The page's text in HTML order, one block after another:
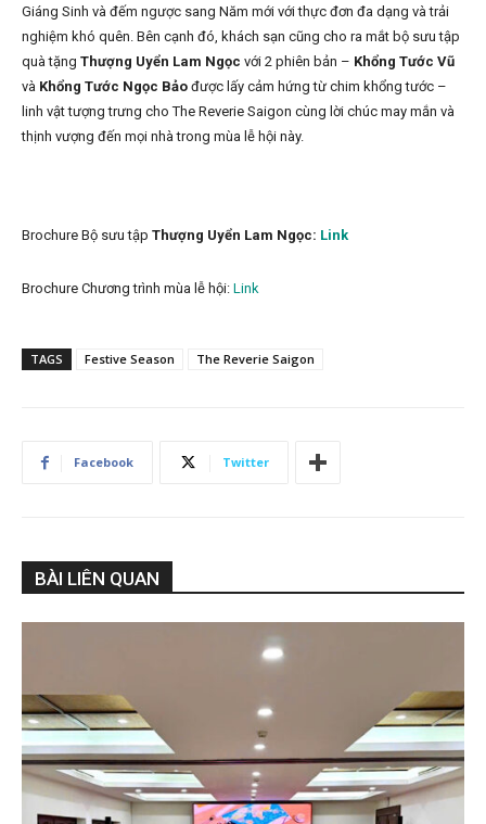
Giáng Sinh và đếm ngược sang Năm mới với thực đơn đa dạng và trải
nghiệm khó quên. Bên cạnh đó, khách sạn cũng cho ra mắt bộ sưu tập
quà tặng Thượng Uyển Lam Ngọc với 2 phiên bản – Khổng Tước Vũ
và Khổng Tước Ngọc Bảo được lấy cảm hứng từ chim khổng tước –
linh vật tượng trưng cho The Reverie Saigon cùng lời chúc may mắn và
thịnh vượng đến mọi nhà trong mùa lễ hội này.
Brochure Bộ sưu tập Thượng Uyển Lam Ngọc: Link
Brochure Chương trình mùa lễ hội: Link
TAGS Festive Season The Reverie Saigon
Facebook Twitter
BÀI LIÊN QUAN